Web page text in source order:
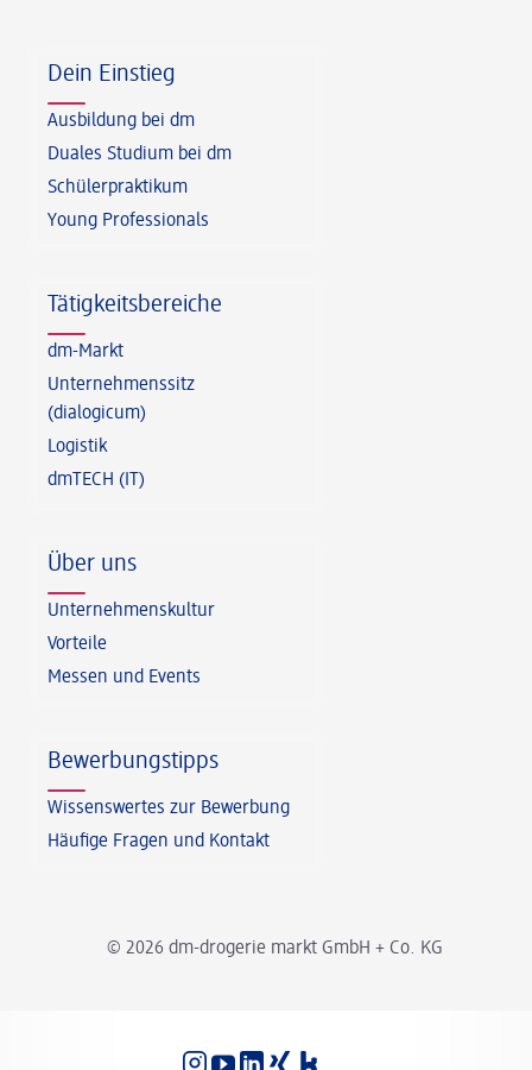
© 2026 dm-drogerie markt GmbH + Co. KG
Dein Einstieg
Ausbildung bei dm
Duales Studium bei dm
Schülerpraktikum
Young Professionals
Tätigkeitsbereiche
dm-Markt
Unternehmenssitz
(dialogicum)
Logistik
dmTECH (IT)
Über uns
Unternehmenskultur
Vorteile
Messen und Events
Bewerbungstipps
Wissenswertes zur Bewerbung
Häufige Fragen und Kontakt